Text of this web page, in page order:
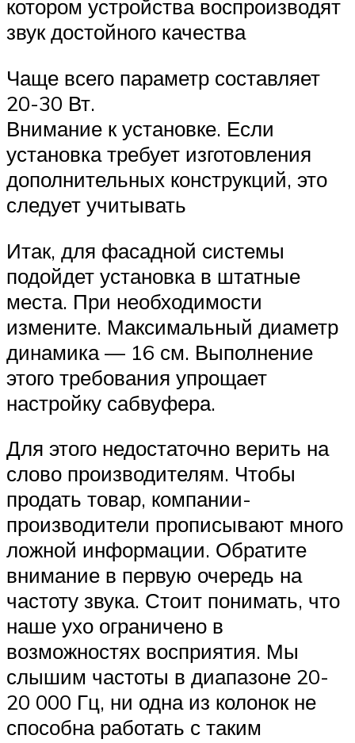
котором устройства воспроизводят
звук достойного качества
Чаще всего параметр составляет
20-30 Вт.
Внимание к установке. Если
установка требует изготовления
дополнительных конструкций, это
следует учитывать
Итак, для фасадной системы
подойдет установка в штатные
места. При необходимости
измените. Максимальный диаметр
динамика — 16 см. Выполнение
этого требования упрощает
настройку сабвуфера.
Для этого недостаточно верить на
слово производителям. Чтобы
продать товар, компании-
производители прописывают много
ложной информации. Обратите
внимание в первую очередь на
частоту звука. Стоит понимать, что
наше ухо ограничено в
возможностях восприятия. Мы
слышим частоты в диапазоне 20-
20 000 Гц, ни одна из колонок не
способна работать с таким